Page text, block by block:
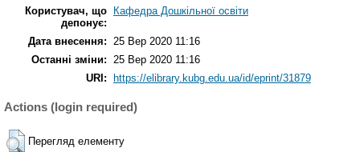
Користувач, що
депонує:
Кафедра Дошкільної освіти
Дата внесення: 25 Вер 2020 11:16
Останні зміни: 25 Вер 2020 11:16
URI:
https://elibrary.kubg.edu.ua/id/eprint/31879
Actions (login required)
Перегляд елементу